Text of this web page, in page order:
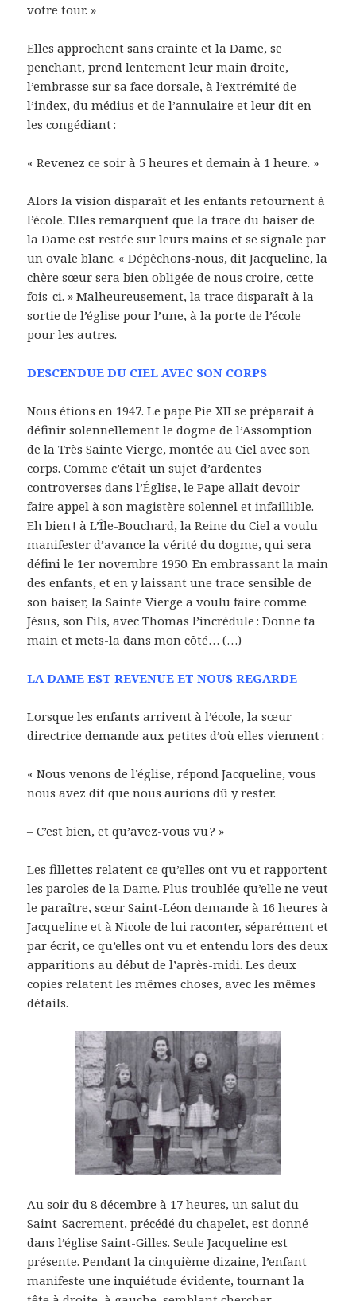
votre tour. »
Elles approchent sans crainte et la Dame, se
penchant, prend lentement leur main droite,
l’embrasse sur sa face dorsale, à l’extrémité de
l’index, du médius et de l’annulaire et leur dit en
les congédiant :
« Revenez ce soir à 5 heures et demain à 1 heure. »
Alors la vision disparaît et les enfants retournent à
l’école. Elles remarquent que la trace du baiser de
la Dame est restée sur leurs mains et se signale par
un ovale blanc. « Dépêchons-nous, dit Jacqueline, la
chère sœur sera bien obligée de nous croire, cette
fois-ci. » Malheureusement, la trace disparaît à la
sortie de l’église pour l’une, à la porte de l’école
pour les autres.
DESCENDUE DU CIEL AVEC SON CORPS
Nous étions en 1947. Le pape Pie XII se préparait à
définir solennellement le dogme de l’Assomption
de la Très Sainte Vierge, montée au Ciel avec son
corps. Comme c’était un sujet d’ardentes
controverses dans l’Église, le Pape allait devoir
faire appel à son magistère solennel et infaillible.
Eh bien ! à L’Île-Bouchard, la Reine du Ciel a voulu
manifester d’avance la vérité du dogme, qui sera
défini le 1er novembre 1950. En embrassant la main
des enfants, et en y laissant une trace sensible de
son baiser, la Sainte Vierge a voulu faire comme
Jésus, son Fils, avec Thomas l’incrédule : Donne ta
main et mets-la dans mon côté… (…)
LA DAME EST REVENUE ET NOUS REGARDE
Lorsque les enfants arrivent à l’école, la sœur
directrice demande aux petites d’où elles viennent :
« Nous venons de l’église, répond Jacqueline, vous
nous avez dit que nous aurions dû y rester.
– C’est bien, et qu’avez-vous vu ? »
Les fillettes relatent ce qu’elles ont vu et rapportent
les paroles de la Dame. Plus troublée qu’elle ne veut
le paraître, sœur Saint-Léon demande à 16 heures à
Jacqueline et à Nicole de lui raconter, séparément et
par écrit, ce qu’elles ont vu et entendu lors des deux
apparitions au début de l’après-midi. Les deux
copies relatent les mêmes choses, avec les mêmes
détails.
Au soir du 8 décembre à 17 heures, un salut du
Saint-Sacrement, précédé du chapelet, est donné
dans l’église Saint-Gilles. Seule Jacqueline est
présente. Pendant la cinquième dizaine, l’enfant
manifeste une inquiétude évidente, tournant la